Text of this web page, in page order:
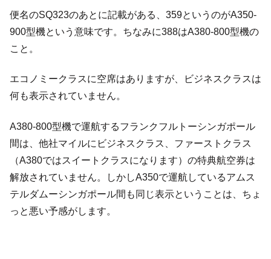
便名のSQ323のあとに記載がある、359というのがA350-
900型機という意味です。ちなみに388はA380-800型機の
こと。
エコノミークラスに空席はありますが、ビジネスクラスは
何も表示されていません。
A380-800型機で運航するフランクフルトーシンガポール
間は、他社マイルにビジネスクラス、ファーストクラス
（A380ではスイートクラスになります）の特典航空券は
解放されていません。しかしA350で運航しているアムス
テルダムーシンガポール間も同じ表示ということは、ちょ
っと悪い予感がします。